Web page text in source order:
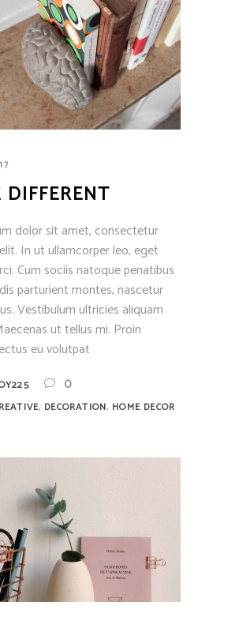
dolor sit amet, consectetur
In ut ullamcorper leo, eget
Cum sociis natoque penatibus
parturient montes, nascetur
Vestibulum ultricies aliquam
ut tellus mi. Proin
eu volutpat
0
, DECORATION, HOME DECOR